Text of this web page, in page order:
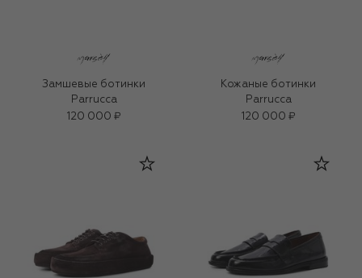
Замшевые ботинки
Parrucca
120 000 ₽
Кожаные ботинки
Parrucca
120 000 ₽